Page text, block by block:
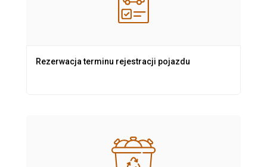
Rezerwacja terminu rejestracji pojazdu